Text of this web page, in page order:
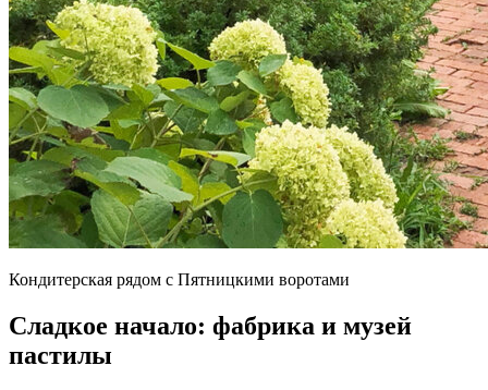
Кондитерская рядом с Пятницкими воротами
Сладкое начало: фабрика и музей
пастилы